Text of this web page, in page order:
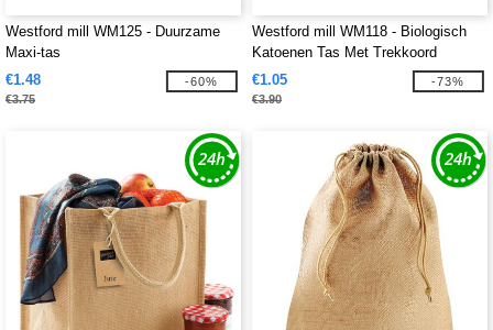
Westford mill WM125 - Duurzame
Maxi-tas
€1.48
€3.75
-60%
Westford mill WM118 - Biologisch
Katoenen Tas Met Trekkoord
€1.05
€3.90
-73%